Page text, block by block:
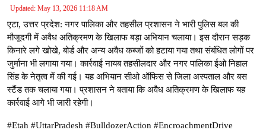
Updated: May 13, 2026 11:18 AM
एटा, उत्तर प्रदेश: नगर पालिका और तहसील प्रशासन ने भारी पुलिस बल की
मौजूदगी में अवैध अतिक्रमण के खिलाफ बड़ा अभियान चलाया। इस दौरान सड़क
किनारे लगे खोखे, बोर्ड और अन्य अवैध कब्जों को हटाया गया तथा संबंधित लोगों पर
जुर्माना भी लगाया गया। कार्रवाई नायब तहसीलदार और नगर पालिका ईओ निहाल
सिंह के नेतृत्व में की गई। यह अभियान सीओ ऑफिस से जिला अस्पताल और बस
स्टैंड तक चलाया गया। प्रशासन ने बताया कि अवैध अतिक्रमण के खिलाफ यह
कार्रवाई आगे भी जारी रहेगी।
#Etah #UttarPradesh #BulldozerAction #EncroachmentDrive